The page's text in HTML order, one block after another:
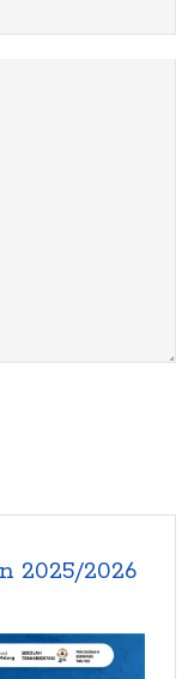
2025/2026